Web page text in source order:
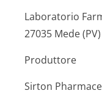
Laboratorio
27035 Mede (PV)
Produttore
Sirton